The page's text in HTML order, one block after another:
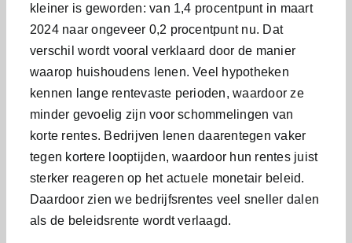
kleiner is geworden: van 1,4 procentpunt in maart
2024 naar ongeveer 0,2 procentpunt nu. Dat
verschil wordt vooral verklaard door de manier
waarop huishoudens lenen. Veel hypotheken
kennen lange rentevaste perioden, waardoor ze
minder gevoelig zijn voor schommelingen van
korte rentes. Bedrijven lenen daarentegen vaker
tegen kortere looptijden, waardoor hun rentes juist
sterker reageren op het actuele monetair beleid.
Daardoor zien we bedrijfsrentes veel sneller dalen
als de beleidsrente wordt verlaagd.